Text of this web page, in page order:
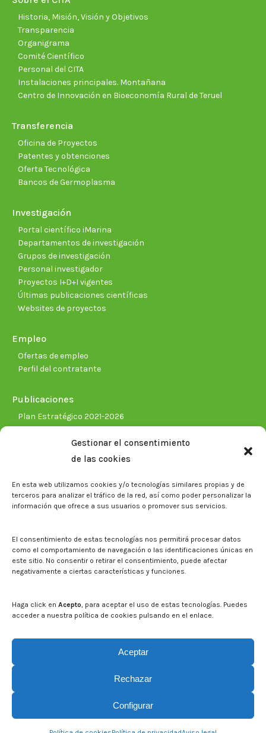
Gestionar el consentimiento
de las cookies
En esta web utilizamos cookies y/o tecnologías similares propias y de
terceros para analizar el tráfico de la red, así como poder personalizar la
información que ofrece a sus usuarios o promover sus servicios.
El consentimiento de estas tecnologías nos permitirá procesar datos
como el comportamiento de navegación o las identificaciones únicas en
este sitio. No consentir o retirar el consentimiento, puede afectar
negativamente a ciertas características y funciones.
Haga click en Acepto, para aceptar el uso de estas tecnologías. Puedes
acceder a nuestra política de cookies pulsando en el enlace.
Aceptar
Rechazar
Configurar
Historia, Misión, Visión y Objetivos
Transparencia
Organigrama
Comité Científico
Personal del CITA
Instalaciones principales. Montañana
Centro de Innovación en Bioeconomía Rural de Teruel
Transferencia
Oficina de Proyectos
Patentes y obtenciones
Oferta Tecnológica
Bancos de Germoplasma
Investigación
Portal científico iMarina
Departamentos de investigación
Grupos de investigación
Personal investigador
Proyectos I+D+I vigentes
Últimas publicaciones científicas
Websites de proyectos
Empleo
Ofertas de empleo
Perfil del contratante
Publicaciones
Plan Estratégico 2021-2026
Memorias corporativas
Biblioteca. Repositorio CITAREA
Noticias
Eventos
Boletín electrónico cita2
Contacto
Buscar en la web del CITA
© CITA Aragón - 2026. Todos los derechos reservados.